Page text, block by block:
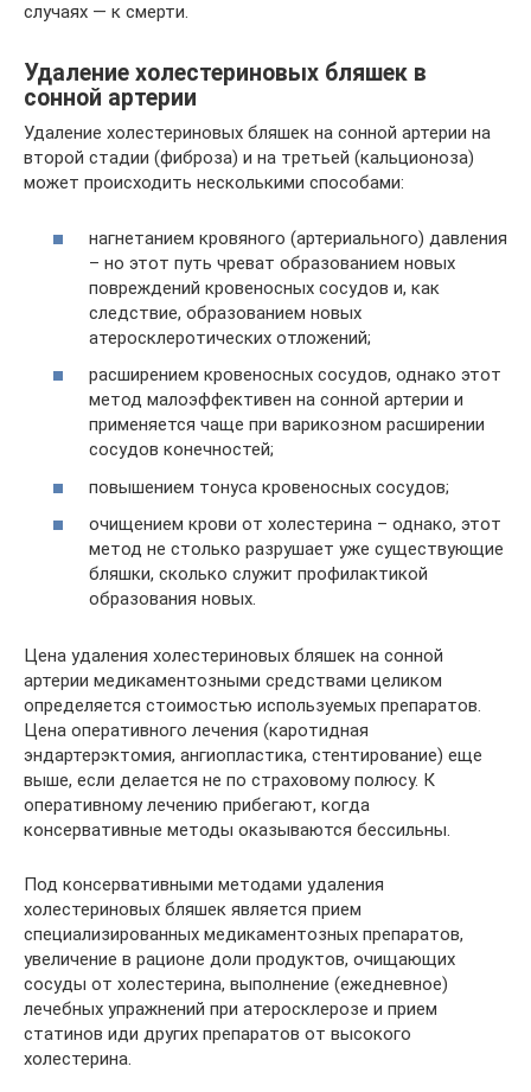
случаях — к смерти.
Удаление холестериновых бляшек в
сонной артерии
Удаление холестериновых бляшек на сонной артерии на
второй стадии (фиброза) и на третьей (кальционоза)
может происходить несколькими способами:
нагнетанием кровяного (артериального) давления
– но этот путь чреват образованием новых
повреждений кровеносных сосудов и, как
следствие, образованием новых
атеросклеротических отложений;
расширением кровеносных сосудов, однако этот
метод малоэффективен на сонной артерии и
применяется чаще при варикозном расширении
сосудов конечностей;
повышением тонуса кровеносных сосудов;
очищением крови от холестерина – однако, этот
метод не столько разрушает уже существующие
бляшки, сколько служит профилактикой
образования новых.
Цена удаления холестериновых бляшек на сонной
артерии медикаментозными средствами целиком
определяется стоимостью используемых препаратов.
Цена оперативного лечения (каротидная
эндартерэктомия, ангиопластика, стентирование) еще
выше, если делается не по страховому полюсу. К
оперативному лечению прибегают, когда
консервативные методы оказываются бессильны.
Под консервативными методами удаления
холестериновых бляшек является прием
специализированных медикаментозных препаратов,
увеличение в рационе доли продуктов, очищающих
сосуды от холестерина, выполнение (ежедневное)
лечебных упражнений при атеросклерозе и прием
статинов иди других препаратов от высокого
холестерина.